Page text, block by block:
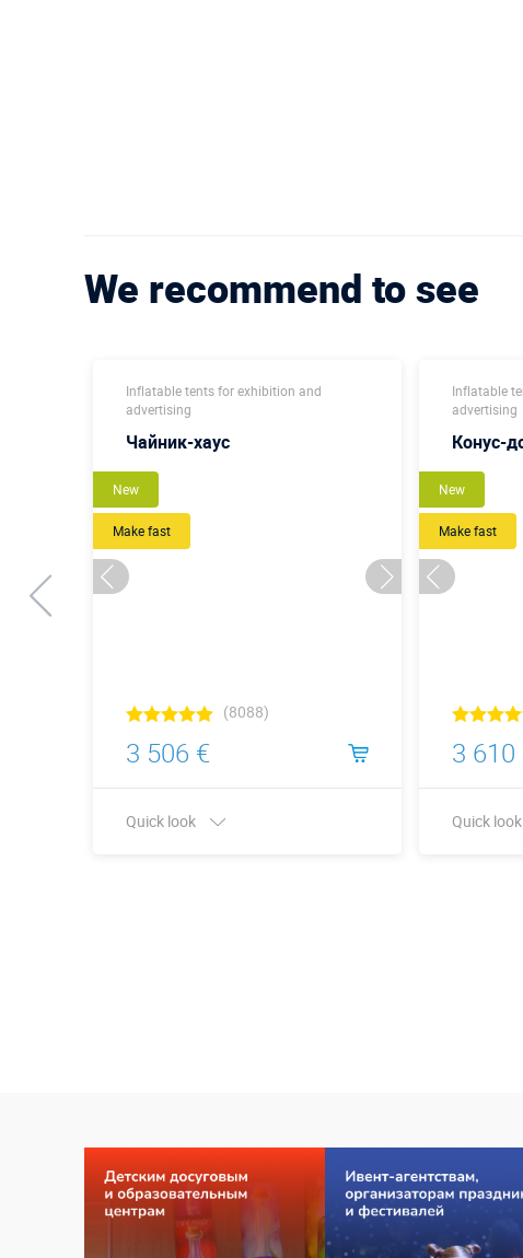
We recommend to see
Inflatable tents for exhibition and
advertising
Чайник-хаус
New
Make fast
(8088)
3 506 €
Quick look
Inflatable
advertising
Конус-
New
Make fast
3 610
Quick look